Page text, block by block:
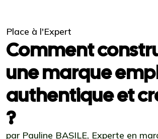
Place à l'Expert
Comment
une marque
authentique et
?
par Pauline BASILE, Experte en